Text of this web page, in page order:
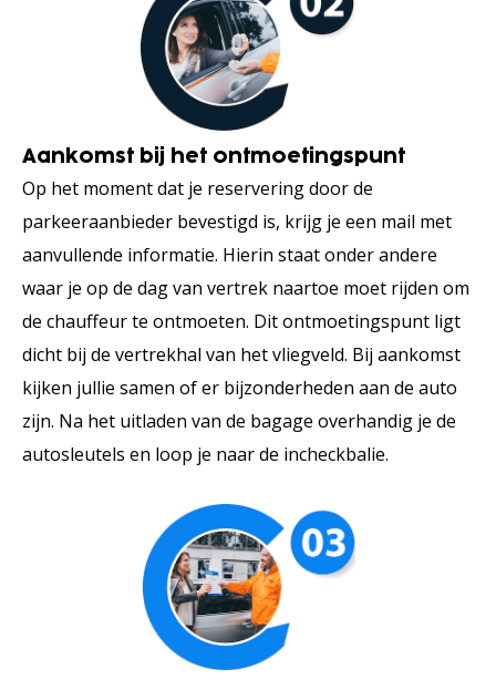
Aankomst bij het ontmoetingspunt
Op het moment dat je reservering door de
parkeeraanbieder bevestigd is, krijg je een mail met
aanvullende informatie. Hierin staat onder andere
waar je op de dag van vertrek naartoe moet rijden om
de chauffeur te ontmoeten. Dit ontmoetingspunt ligt
dicht bij de vertrekhal van het vliegveld. Bij aankomst
kijken jullie samen of er bijzonderheden aan de auto
zijn. Na het uitladen van de bagage overhandig je de
autosleutels en loop je naar de incheckbalie.